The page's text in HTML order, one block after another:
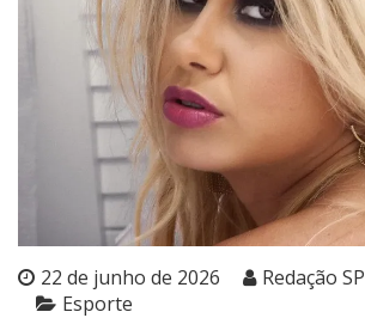
22 de junho de 2026
Redação SP
Esporte